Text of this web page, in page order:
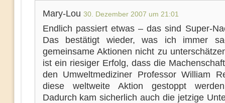
Mary-Lou 30. Dezember 2007 um 21:01
Endlich passiert etwas – das sind Super-
Das bestätigt wieder, was ich immer
gemeinsame Aktionen nicht zu
ist ein riesiger Erfolg, dass die
den Umweltmediziner Professor William
diese weltweite Aktion gestoppt
Dadurch kam sicherlich auch die jetzige